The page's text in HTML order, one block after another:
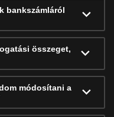
bankszámláról
összeget,
módosítani a